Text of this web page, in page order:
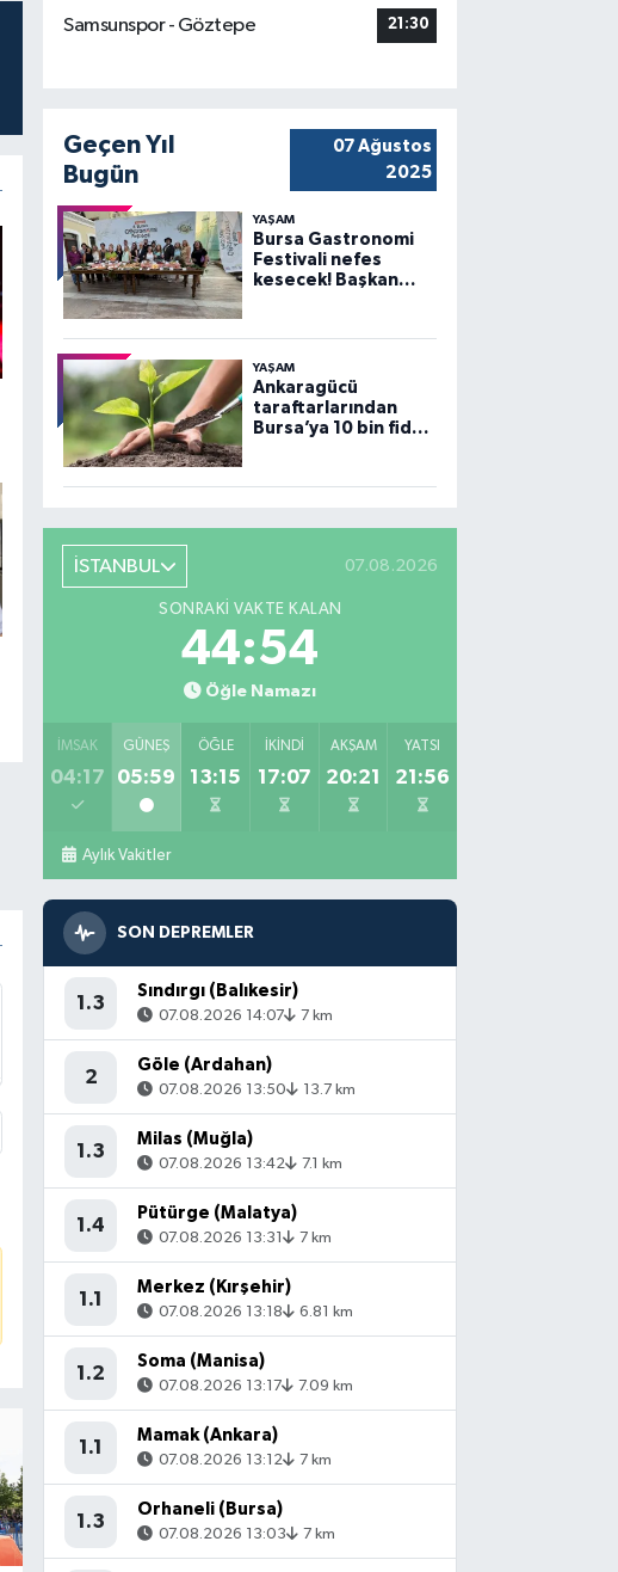
Samsunspor - Göztepe
21:30
Geçen Yıl
Bugün
07 Ağustos
2025
YAŞAM
Bursa Gastronomi
Festivali nefes
kesecek! Başkan
açıklama
YAŞAM
Ankaragücü
taraftarlarından
Bursa’ya 10 bin fidan
İSTANBUL 07.08.2026
SONRAKI VAKTE KALAN
44:53
Öğle Namazı
İMSAK
04:17
GÜNEŞ
05:59
ÖĞLE
13:15
İKINDI
17:07
AKŞAM
20:21
YATSI
21:56
Aylık Vakitler
SON DEPREMLER
1.3
Sındırgı (Balıkesir)
07.08.2026 14:07 7 km
2
Göle (Ardahan)
07.08.2026 13:50 13.7 km
1.3
Milas (Muğla)
07.08.2026 13:42 7.1 km
1.4
Pütürge (Malatya)
07.08.2026 13:31 7 km
1.1
Merkez (Kırşehir)
07.08.2026 13:18 6.81 km
1.2
Soma (Manisa)
07.08.2026 13:17 7.09 km
1.1
Mamak (Ankara)
07.08.2026 13:12 7 km
1.3
Orhaneli (Bursa)
07.08.2026 13:03 7 km